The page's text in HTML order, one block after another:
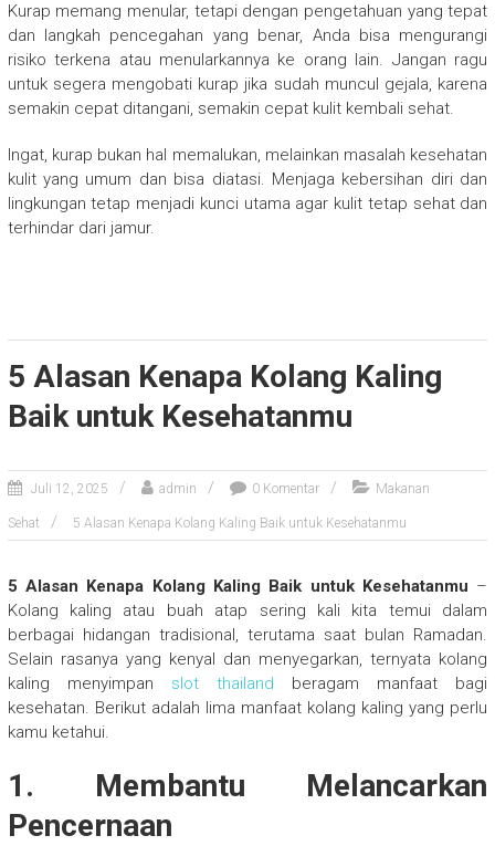
Kurap memang menular, tetapi dengan pengetahuan yang tepat
dan langkah pencegahan yang benar, Anda bisa mengurangi
risiko terkena atau menularkannya ke orang lain. Jangan ragu
untuk segera mengobati kurap jika sudah muncul gejala, karena
semakin cepat ditangani, semakin cepat kulit kembali sehat.
Ingat, kurap bukan hal memalukan, melainkan masalah kesehatan
kulit yang umum dan bisa diatasi. Menjaga kebersihan diri dan
lingkungan tetap menjadi kunci utama agar kulit tetap sehat dan
terhindar dari jamur.
5 Alasan Kenapa Kolang Kaling
Baik untuk Kesehatanmu
Juli 12, 2025 admin 0 Komentar Makanan
Sehat 5 Alasan Kenapa Kolang Kaling Baik untuk Kesehatanmu
5 Alasan Kenapa Kolang Kaling Baik untuk Kesehatanmu –
Kolang kaling atau buah atap sering kali kita temui dalam
berbagai hidangan tradisional, terutama saat bulan Ramadan.
Selain rasanya yang kenyal dan menyegarkan, ternyata kolang
kaling menyimpan slot thailand beragam manfaat bagi
kesehatan. Berikut adalah lima manfaat kolang kaling yang perlu
kamu ketahui.
1. Membantu Melancarkan
Pencernaan